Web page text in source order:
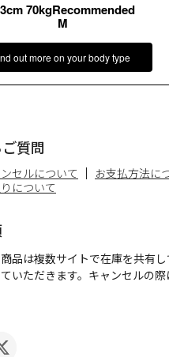
質問
セルについて お支払方法に
について
品は複数サイトで在庫を共有
いただきます。キャンセルの
70kgRecommended
M
out more on your body type